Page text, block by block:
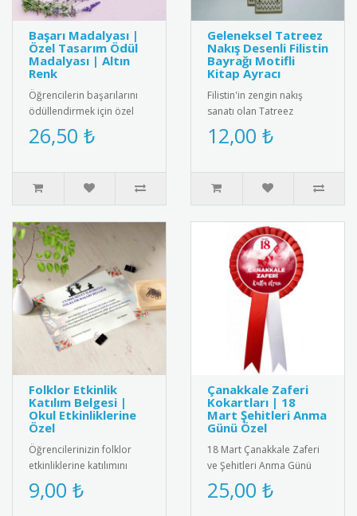
Başarı Madalyası |
Özel Tasarım Ödül
Madalyası | Altın
Renk
Öğrencilerin başarılarını
ödüllendirmek için özel
tasarım altın renkli başarı
madalyası. Kaliteli me..
26,50 ₺
Geleneksel Tatreez
Nakış Desenli Filistin
Bayrağı Motifli
Kitap Ayracı
Filistin'in zengin nakış
sanatı olan Tatreez
motiflerinin ve ulusal
kimliğin sembolü Filistin
12,00 ₺
Folklor Etkinlik
Katılım Belgesi |
Okul Etkinliklerine
Özel
Öğrencilerinizin folklor
etkinliklerine katılımını
belgelemek için şık ve
anlamlı bir belge! Renkli ..
9,00 ₺
Çanakkale Zaferi
Kokartları | 18
Mart Şehitleri Anma
Günü Özel
18 Mart Çanakkale Zaferi
ve Şehitleri Anma Günü
için özel tasarlanmış
kaliteli kokart seti.
25,00 ₺